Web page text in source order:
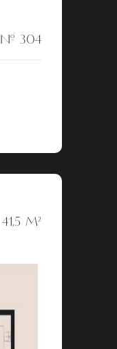
№ 304
41,5 М²